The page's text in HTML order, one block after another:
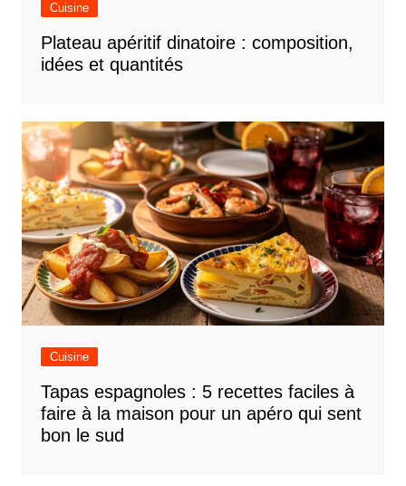
Cuisine
Plateau apéritif dinatoire : composition,
idées et quantités
Cuisine
Tapas espagnoles : 5 recettes faciles à
faire à la maison pour un apéro qui sent
bon le sud